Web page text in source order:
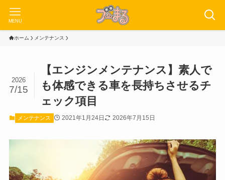
MENU
ホーム メンテナンス
【エンジンメンテナンス】素人で
も体感できる車を長持ちさせるチ
ェック項目
2026
7/15
メンテナンス 2021年1月24日 2026年7月15日